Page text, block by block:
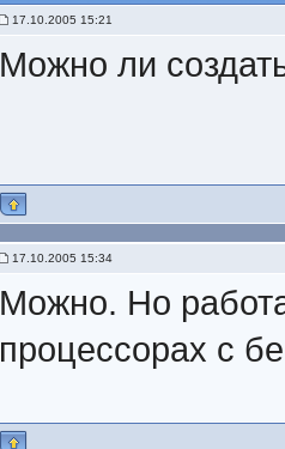
17.10.2005 15:21
Можно ли
17.10.2005 15:34
Можно. Но
процессорах с